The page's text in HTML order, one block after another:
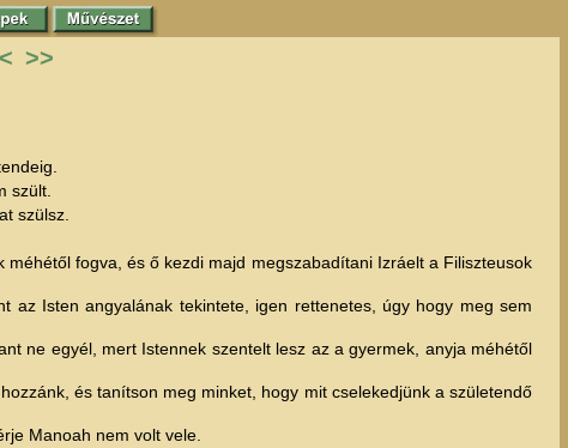
>>
szült.
szülsz.
fogva, és ő kezdi majd megszabadítani Izráelt a Filiszteusok
az Isten angyalának tekintete, igen rettenetes, úgy hogy meg sem
ne egyél, mert Istennek szentelt lesz az a gyermek, anyja méhétől
és tanítson meg minket, hogy mit cselekedjünk a születendő
Manoah nem volt vele.